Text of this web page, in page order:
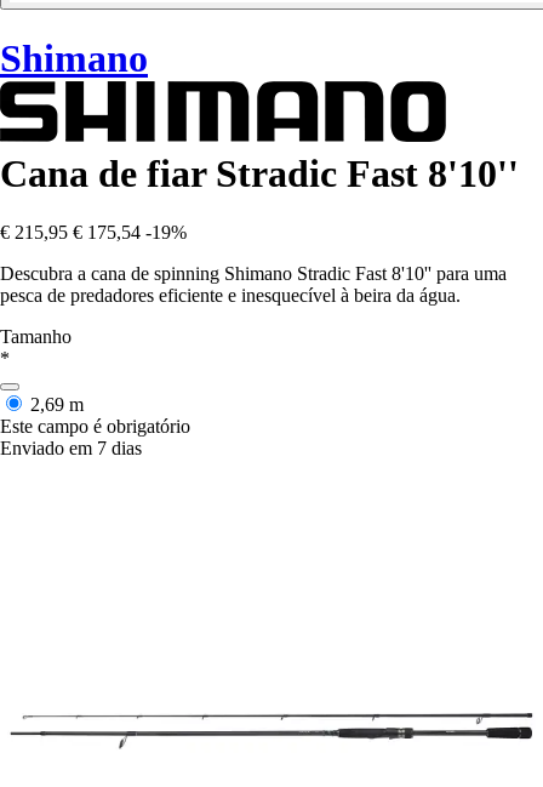
Shimano
Cana de fiar Stradic Fast 8'10''
€ 215,95 € 175,54 -19%
Descubra a cana de spinning Shimano Stradic Fast 8'10'' para uma
pesca de predadores eficiente e inesquecível à beira da água.
Tamanho
*
2,69 m
Este campo é obrigatório
Enviado em 7 dias